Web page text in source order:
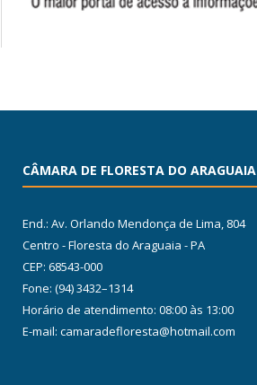
CÂMARA DE FLORESTA DO ARAGUAIA
End.: Av. Orlando Mendonça de Lima, 804
Centro - Floresta do Araguaia - PA
CEP: 68543-000
Fone: (94) 3432–1314
Horário de atendimento: 08:00 às 13:00
E-mail: camaradefloresta@hotmail.com